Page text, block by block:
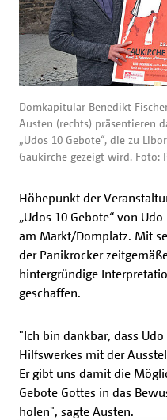
Domkapitular Benedikt
Austen (rechts) präsentieren
„Udos 10 Gebote“, die zu
Gaukirche gezeigt wird. Foto:
Höhepunkt der
„Udos 10 Gebote“ von
am Markt/Domplatz. Mit
der Panikrocker
hintergründige
geschaffen.
"Ich bin dankbar, dass
Hilfswerkes mit der
Er gibt uns damit die
Gebote Gottes in das
holen", sagte Austen.